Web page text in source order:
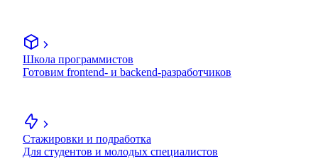
Школа программистов
Готовим frontend- и backend-разработчиков
Стажировки и подработка
Для студентов и молодых специалистов